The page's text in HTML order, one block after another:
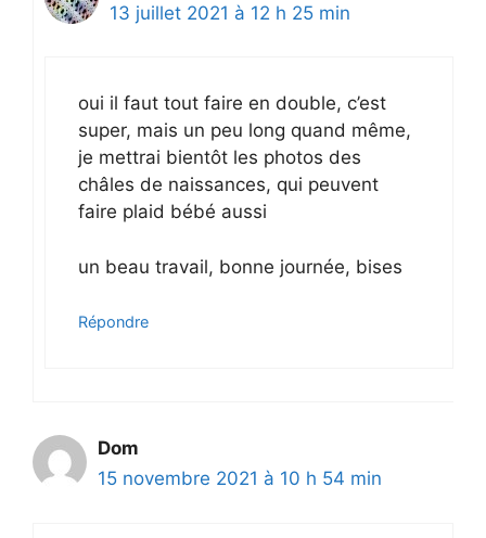
13 juillet 2021 à 12 h 25 min
oui il faut tout faire en double, c’est
super, mais un peu long quand même,
je mettrai bientôt les photos des
châles de naissances, qui peuvent
faire plaid bébé aussi
un beau travail, bonne journée, bises
Répondre
Dom
15 novembre 2021 à 10 h 54 min